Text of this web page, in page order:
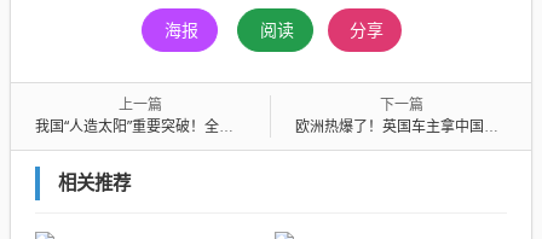
海报 阅读 分享
上一篇
我国“人造太阳”重要突破！全球最大核聚变堆超导磁体通过验收
下一篇
欧洲热爆了！英国车主拿中国名爵电动车救急：一根软管让屋子共享汽车空调
相关推荐